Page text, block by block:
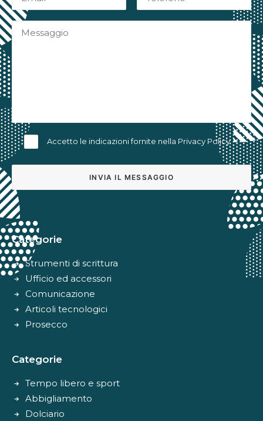
Accetto le indicazioni fornite nella Privacy Policy
Categorie
Strumenti di scrittura
Ufficio ed accessori
Comunicazione
Articoli tecnologici
Prosecco
Categorie
Tempo libero e sport
Abbigliamento
Dolciario